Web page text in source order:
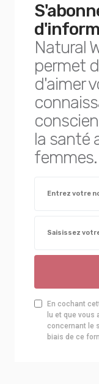
Natural
permet
d'aimer
la santé
femmes.
En cochant
lu et que
concernant le
biais de ce